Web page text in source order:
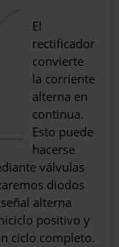
El
rectificador
convierte
la corriente
alterna en
continua.
Esto puede
hacerse
válvulas
diodos
alterna
positivo y
ciclo completo.